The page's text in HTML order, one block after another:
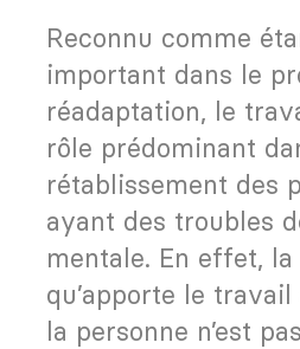
Reconnu comme
important dans le
réadaptation, le
rôle prédominant
rétablissement des
ayant des troubles
mentale. En effet,
qu’apporte le
la personne n’est pas